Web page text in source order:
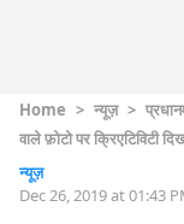
Home > न्यूज़ >
वाले फ़ोटो पर क्रिएटिविटी
न्यूज़
Dec 26, 2019 at 01:43